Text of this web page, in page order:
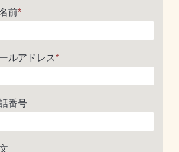
前*
ルアドレス*
番号